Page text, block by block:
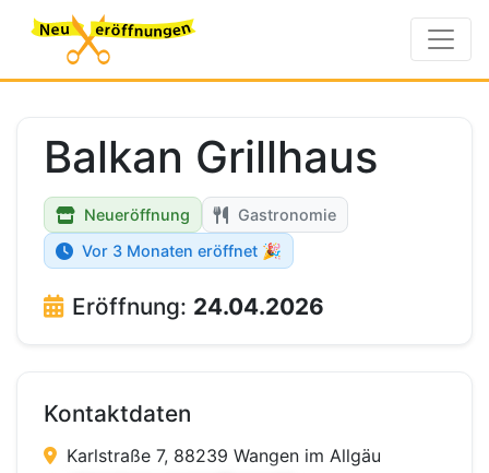
Balkan Grillhaus
Neueröffnung
Gastronomie
Vor 3 Monaten eröffnet 🎉
Eröffnung: 24.04.2026
Kontaktdaten
Karlstraße 7, 88239 Wangen im Allgäu